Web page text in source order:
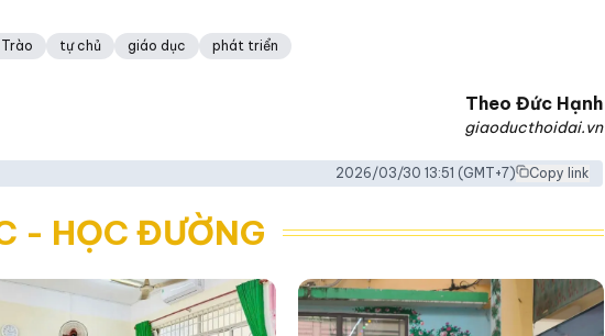
tự chủ giáo dục phát triển
TheoĐức Hạnh
giaoducthoidai.vn
2026/03/30 13:51 (GMT+7) Copy link
- HỌC ĐƯỜNG